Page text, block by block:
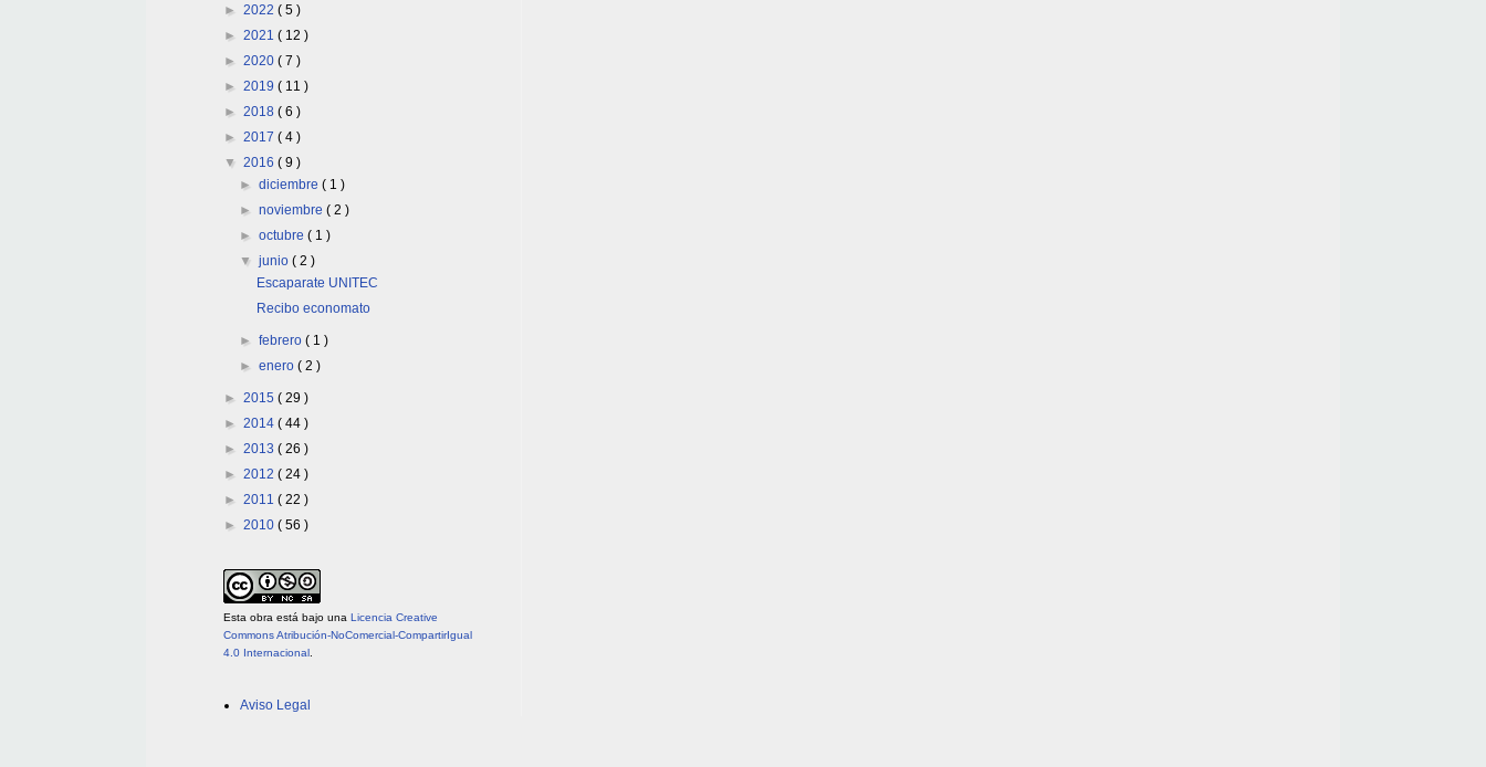
► 2022 ( 5 )
► 2021 ( 12 )
► 2020 ( 7 )
► 2019 ( 11 )
► 2018 ( 6 )
► 2017 ( 4 )
▼ 2016 ( 9 )
►diciembre( 1 )
►noviembre( 2 )
►octubre( 1 )
▼junio( 2 )
Escaparate UNITEC
Recibo economato
►febrero( 1 )
►enero( 2 )
► 2015 ( 29 )
► 2014 ( 44 )
► 2013 ( 26 )
► 2012 ( 24 )
► 2011 ( 22 )
► 2010 ( 56 )
Esta obra está bajo una Licencia Creative
Commons Atribución-NoComercial-CompartirIgual
4.0 Internacional
Aviso Legal